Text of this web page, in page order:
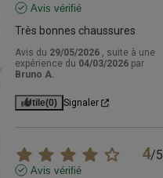
Avis vérifié
Très bonnes chaussures
Avis du 29/05/2026 , suite à une
expérience du 04/03/2026 par
Bruno A.
Utile(0) Signaler
4/5
Avis vérifié